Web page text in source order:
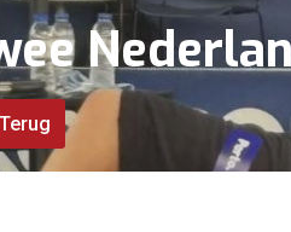
Terug